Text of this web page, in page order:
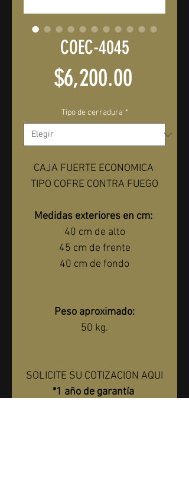
COEC-4045
$6,200.00Precio
Tipo de cerradura *
CAJA FUERTE ECONOMICA
TIPO COFRE CONTRA FUEGO
Medidas exteriores en cm:
40 cm de alto
45 cm de frente
40 cm de fondo
Peso aproximado:
50 kg.
SOLICITE SU COTIZACION AQUI
*1 año de garantía